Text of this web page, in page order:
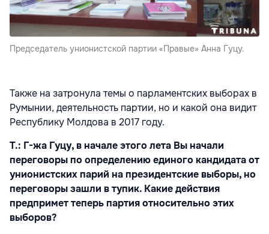
Председатель унионистской партии «Правые» Анна Гуцу.
Также на затронула темы о парламентских выборах в
Румынии, деятельность партии, но и какой она видит
Республику Молдова в 2017 году.
Т.: Г-жа Гуцу, в начале этого лета Вы начали
переговоры по определению единого кандидата от
унионистских парий на президентские выборы, но
переговоры зашли в тупик. Какие действия
предпримет теперь партия относительно этих
выборов?